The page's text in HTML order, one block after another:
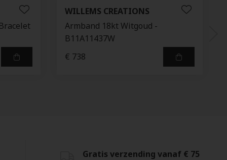
WILLEMS CREATIONS
Armband 18kt Witgoud -
B11A11437W
€ 738
Gratis verzending vanaf € 75